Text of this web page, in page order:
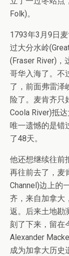
Folk)。
1793年3月9日
过大分水岭
(Fraser River)，
哥华入海了。不
了，前面弗雷泽
险了。麦肯齐只
Coola River)抵
唯一遗憾的是错
了48天。
他还想继续往前
再往前去了，麦
Channel)边上的
齐，来自加拿大
返。后来土地勘
刻了下来，留在
Alexander
成为加拿大历史